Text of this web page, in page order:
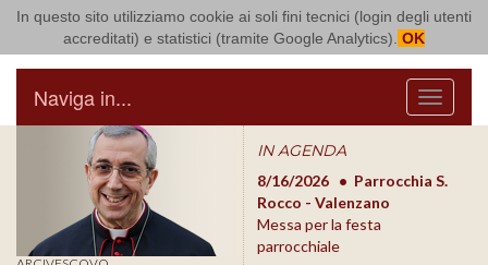
In questo sito utilizziamo cookie ai soli fini tecnici (login degli utenti
accreditati) e statistici (tramite Google Analytics). OK
Arcidiocesi di Bari Bitonto
Menu
Naviga in...
IN AGENDA
8/17/2026
Conversano
Conferenza Episcopale
Pugliese
8/16/2026
Parrocchia S.
Rocco - Valenzano
Messa per la festa
parrocchiale